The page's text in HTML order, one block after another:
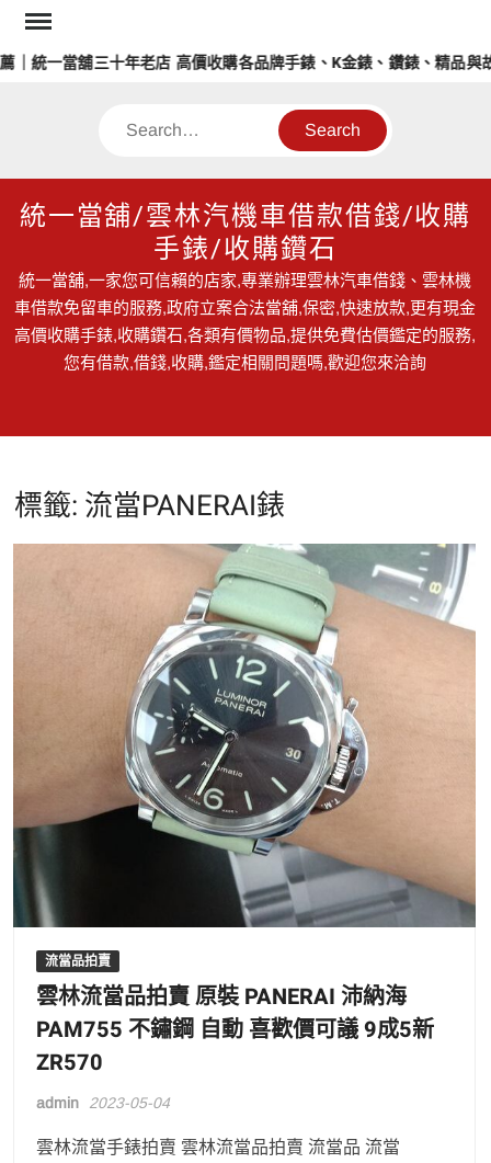
Skip
content
｜統一當舖三十年老店 高價收購各品牌手錶、K金錶、鑽錶、精品與
Search
統一當舖/雲林汽機車借款借錢/收購
手錶/收購鑽石
統一當舖,一家您可信賴的店家,專業辦理雲林汽車借錢、雲林機
車借款免留車的服務,政府立案合法當舖,保密,快速放款,更有現金
高價收購手錶,收購鑽石,各類有價物品,提供免費估價鑑定的服務,
您有借款,借錢,收購,鑑定相關問題嗎,歡迎您來洽詢
標籤: 流當PANERAI錶
流當品拍賣
雲林流當品拍賣 原裝 PANERAI 沛納海
PAM755 不鏽鋼 自動 喜歡價可議 9成5新
ZR570
admin 2023-05-04
雲林流當手錶拍賣 雲林流當品拍賣 流當品 流當